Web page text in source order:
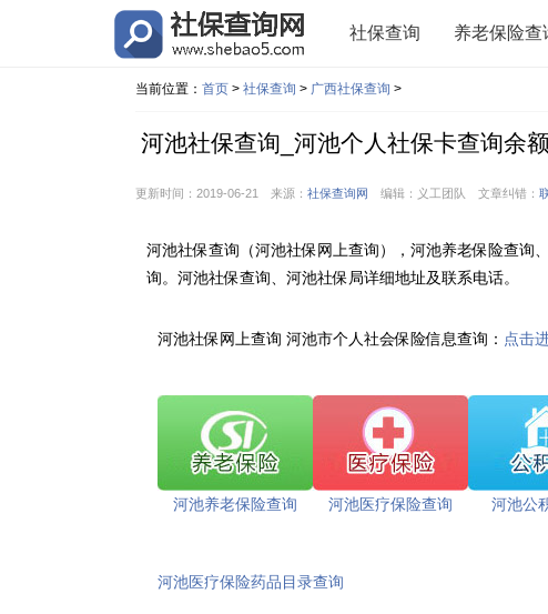
社保查询 养老保险查
当前位置： 首页 > 社保查询 > 广西社保查询 >
河池社保查询_河池个人社保卡查询余
更新时间：2019-06-21 来源： 社保查询网 编辑：义工团队 文章纠错：
河池社保查询（河池社保网上查询），河池养老保险查询
询。河池社保查询、河池社保局详细地址及联系电话。
河池社保网上查询 河池市个人社会保险信息查询： 点击
河池养老保险查询 河池医疗保险查询 河池公
河池医疗保险药品目录查询